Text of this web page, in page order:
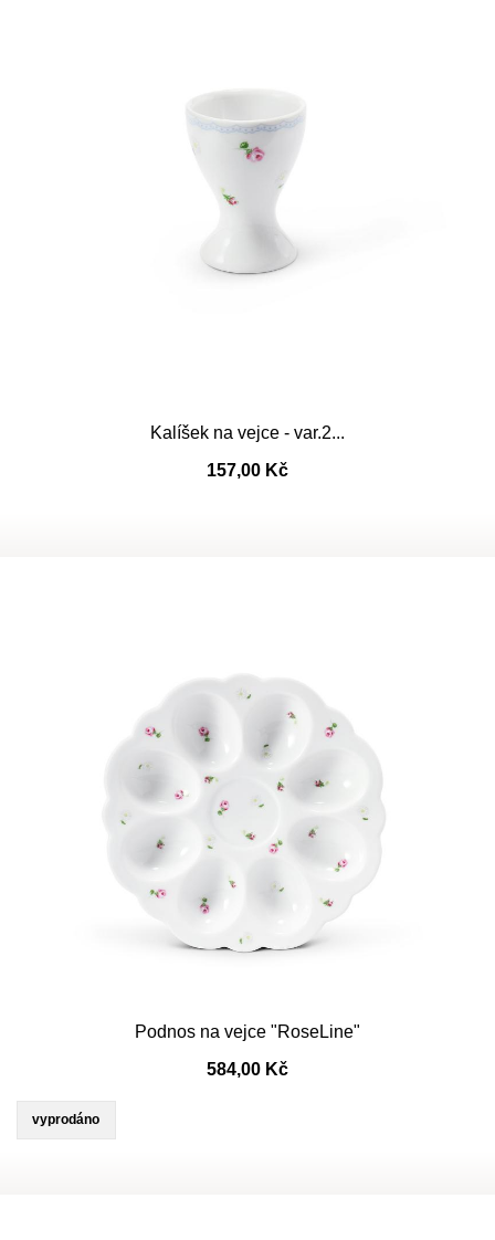
Kalíšek na vejce - var.2...
157,00 Kč
Podnos na vejce "RoseLine"
584,00 Kč
vyprodáno